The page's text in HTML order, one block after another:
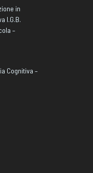
in
I.G.B.
–
Cognitiva –